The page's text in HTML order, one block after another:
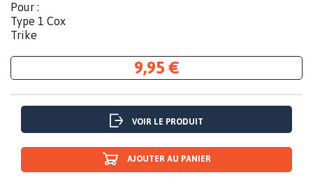
Pour :
Type 1 Cox
Trike
9,95 €
VOIR LE PRODUIT
AJOUTER AU PANIER